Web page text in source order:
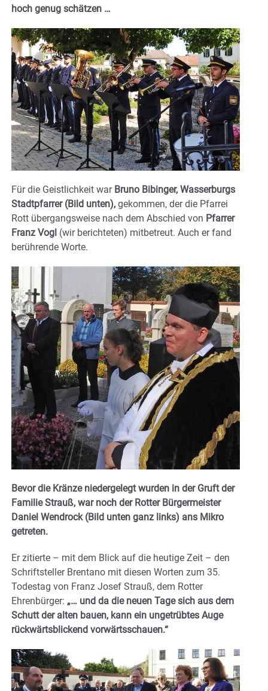
hoch genug schätzen …
Für die Geistlichkeit war Bruno Bibinger, Wasserburgs
Stadtpfarrer (Bild unten), gekommen, der die Pfarrei
Rott übergangsweise nach dem Abschied von Pfarrer
Franz Vogl (wir berichteten) mitbetreut. Auch er fand
berührende Worte.
Bevor die Kränze niedergelegt wurden in der Gruft der
Familie Strauß, war noch der Rotter Bürgermeister
Daniel Wendrock (Bild unten ganz links) ans Mikro
getreten.
Er zitierte – mit dem Blick auf die heutige Zeit – den
Schriftsteller Brentano mit diesen Worten zum 35.
Todestag von Franz Josef Strauß, dem Rotter
Ehrenbürger: „… und da die neuen Tage sich aus dem
Schutt der alten bauen, kann ein ungetrübtes Auge
rückwärtsblickend vorwärtsschauen.“